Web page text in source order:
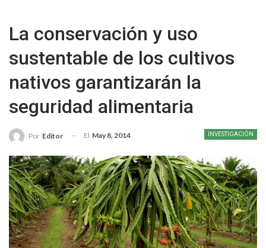
La conservación y uso
sustentable de los cultivos
nativos garantizarán la
seguridad alimentaria
INVESTIGACIÓN
Por Editor El May 8, 2014